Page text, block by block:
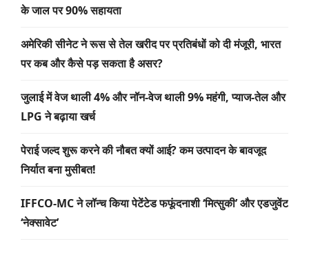
के जाल पर 90% सहायता
अमेरिकी सीनेट ने रूस से तेल खरीद पर प्रतिबंधों को दी मंजूरी, भारत
पर कब और कैसे पड़ सकता है असर?
जुलाई में वेज थाली 4% और नॉन-वेज थाली 9% महंगी, प्याज-तेल और
LPG ने बढ़ाया खर्च
पेराई जल्द शुरू करने की नौबत क्यों आई? कम उत्पादन के बावजूद
निर्यात बना मुसीबत!
IFFCO-MC ने लॉन्च किया पेटेंटेड फफूंदनाशी ‘मित्सुकी’ और एडजुवेंट
‘नेक्सावेट’